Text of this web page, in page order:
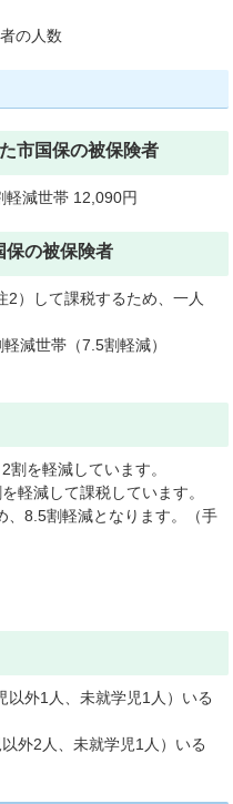
の人数
市国保の被保険者
減世帯 12,090円
保の被保険者
）して課税するため、一人
減世帯（7.5割軽減）
を軽減しています。
軽減して課税しています。
、8.5割軽減となります。（手
以外1人、未就学児1人）いる
外2人、未就学児1人）いる